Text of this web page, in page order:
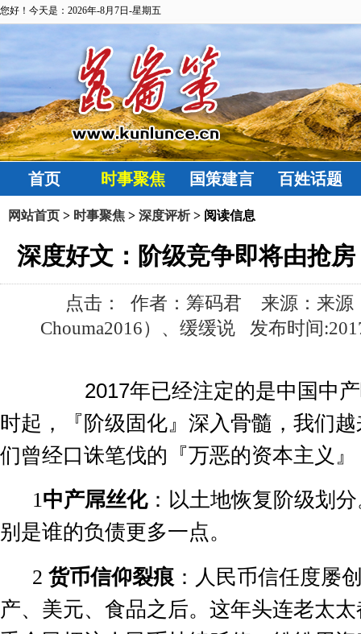
您好！今天是：2026年-8月7日-星期五
首页 时事聚焦 国策建言 百姓话题
网站首页 > 时事聚焦 > 深度评析> 阅读信息
深度好文：阶级竞争即将由抢
点击：
作者：筹码君 来源：来源
Chouma2016）、缓缓说 发布时间
2017年已经注定的是中国中
时起，『阶级固化』深入骨髓，我们
们曾经口诛笔伐的『万恶的资本主义』
1中产屌丝化：以土地恢复阶级划
别是谁的负债更多一点。
2 货币信仰裂痕 ：人民币信任度屡
产、美元、食品之后。这年头连老太